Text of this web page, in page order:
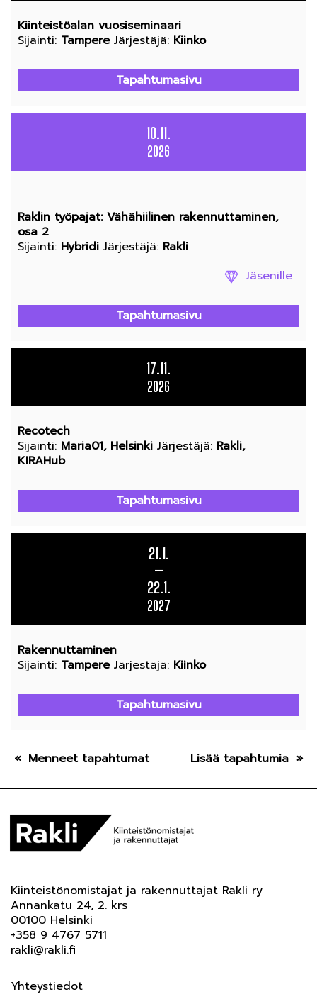
Kiinteistöalan vuosiseminaari
Sijainti: Tampere Järjestäjä: Kiinko
Tapahtumasivu
10.11.
2026
Raklin työpajat: Vähähiilinen rakennuttaminen,
osa 2
Sijainti: Hybridi Järjestäjä: Rakli
Jäsenille
Tapahtumasivu
17.11.
2026
Recotech
Sijainti: Maria01, Helsinki Järjestäjä: Rakli,
KIRAHub
Tapahtumasivu
21.1.
—
22.1.
2027
Rakennuttaminen
Sijainti: Tampere Järjestäjä: Kiinko
Tapahtumasivu
Menneet tapahtumat Lisää tapahtumia
Kiinteistönomistajat ja rakennuttajat Rakli ry
Annankatu 24, 2. krs
00100 Helsinki
+358 9 4767 5711
rakli@rakli.fi
Yhteystiedot